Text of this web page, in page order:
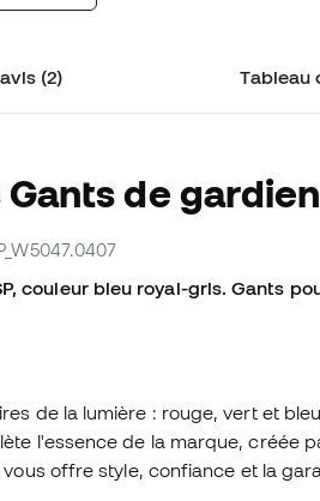
(2) Tableau
de gardien
couleur bleu royal-gris. Gants
de la lumière : rouge, vert et
l'essence de la marque, créée
offre style, confiance et la